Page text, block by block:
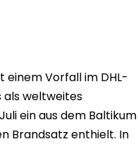
einem Vorfall im DHL-
als weltweites
ein aus dem Baltikum
Brandsatz enthielt. In